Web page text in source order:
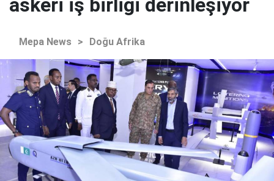
askeri iş birliği derinleşiyor
Mepa News > Doğu Afrika